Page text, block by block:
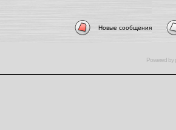
Новые сообщения
Powered by